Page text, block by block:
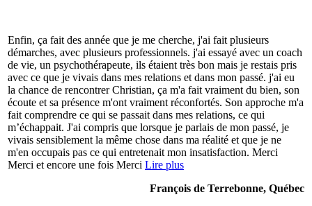
Enfin, ça fait des année que je me cherche, j'ai fait plusieurs
démarches, avec plusieurs professionnels. j'ai essayé avec un coach
de vie, un psychothérapeute, ils étaient très bon mais je restais pris
avec ce que je vivais dans mes relations et dans mon passé. j'ai eu
la chance de rencontrer Christian, ça m'a fait vraiment du bien, son
écoute et sa présence m'ont vraiment réconfortés. Son approche m'a
fait comprendre ce qui se passait dans mes relations, ce qui
m’échappait. J'ai compris que lorsque je parlais de mon passé, je
vivais sensiblement la même chose dans ma réalité et que je ne
m'en occupais pas ce qui entretenait mon insatisfaction. Merci
Merci et encore une fois Merci Lire plus
François de Terrebonne, Québec